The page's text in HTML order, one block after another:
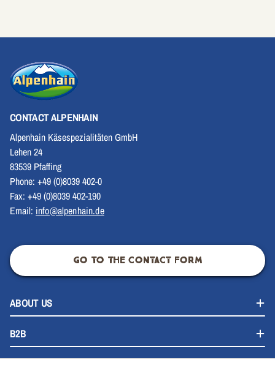
CONTACT ALPENHAIN
Alpenhain Käsespezialitäten GmbH
Lehen 24
83539 Pfaffing
Phone: +49 (0)8039 402-0
Fax: +49 (0)8039 402-190
Email: info@alpenhain.de
GO TO THE CONTACT FORM
ABOUT US
B2B